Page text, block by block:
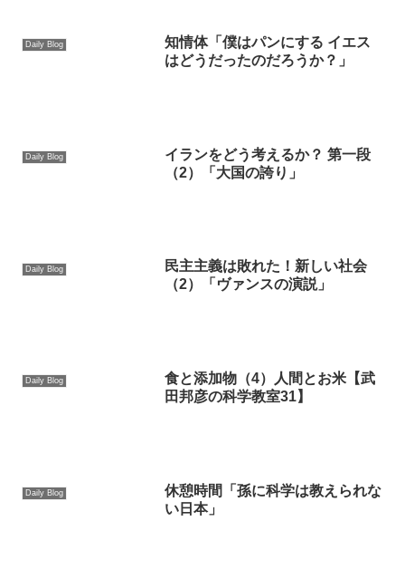
Daily Blog
知情体「僕はパンにする イエス
はどうだったのだろうか？」
Daily Blog
イランをどう考えるか？ 第一段
（2）「大国の誇り」
Daily Blog
民主主義は敗れた！新しい社会
（2）「ヴァンスの演説」
Daily Blog
食と添加物（4）人間とお米【武
田邦彦の科学教室31】
Daily Blog
休憩時間「孫に科学は教えられな
い日本」